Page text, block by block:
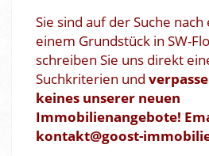
Sie sind auf der Suche
einem Grundstück in SW-
schreiben Sie uns direkt
Suchkriterien und
keines unserer neuen
Immobilienangebote!
kontakt@goost-